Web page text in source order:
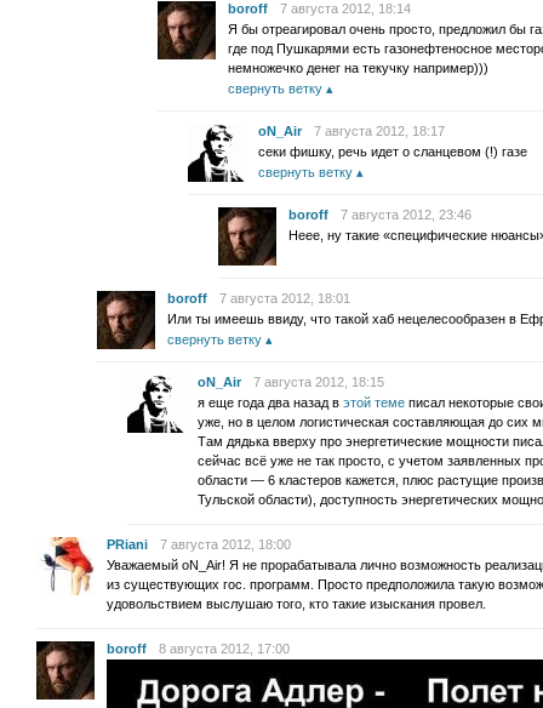
boroff
7 августа 2012, 18:14
Я бы отреагировал очень просто, предложил бы
где под Пушкарями есть газонефтеносное
немножечко денег на текучку например)))
свернуть ветку
oN_Air
7 августа 2012, 18:17
секи фишку, речь идет о сланцевом (!) газе
свернуть ветку
boroff
7 августа 2012, 23:46
Неее, ну такие «специфические
boroff
7 августа 2012, 18:01
Или ты имеешь ввиду, что такой хаб нецелесообразен в
свернуть ветку
oN_Air
7 августа 2012, 18:15
я еще года два назад в этой теме писал некоторые
уже, но в целом логистическая составляющая до сих
Там дядька вверху про энергетические мощности
сейчас всё уже не так просто, с учетом заявленных
области — 6 кластеров кажется, плюс растущие
Тульской области), доступность энергетических
PRiani
7 августа 2012, 18:00
Уважаемый oN_Air! Я не прорабатывала лично возможность
из существующих гос. программ. Просто предположила такую
удовольствием выслушаю того, кто такие изыскания провел.
boroff 8 августа 2012, 17:00